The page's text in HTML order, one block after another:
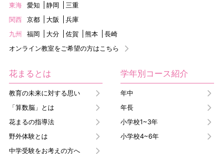
東海
愛知 静岡
三重
関西
京都 大阪
兵庫
九州
福岡 大分 佐賀 熊本
長崎
オンライン教室をご希望の方はこちら
花まるとは
教育の未来に対する思い
「算数脳」とは
花まるの指導法
野外体験とは
中学受験をお考えの方へ
学年別コース紹介
年中
年長
小学校1~3年
小学校4~6年